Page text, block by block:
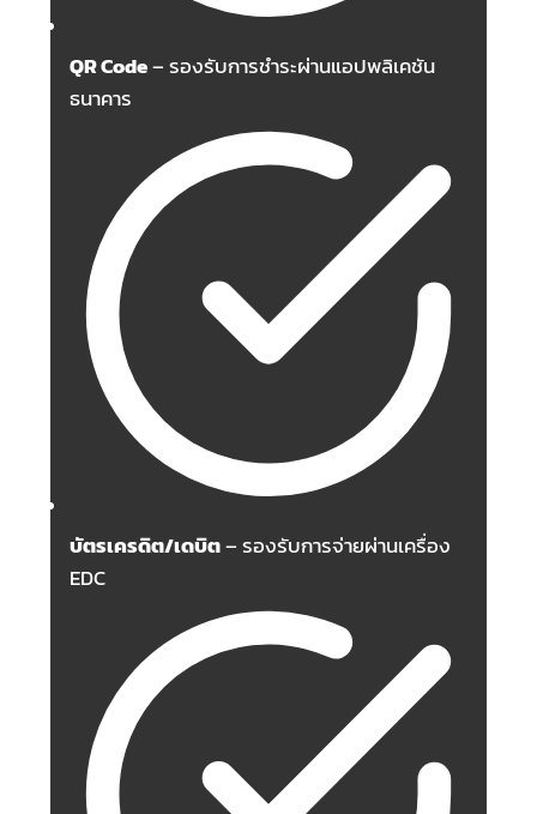
QR Code– รองรับการชำระผ่านแอปพลิเคชัน
ธนาคาร
บัตรเครดิต/เดบิต– รองรับการจ่ายผ่านเครื่อง
EDC